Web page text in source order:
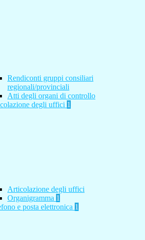
Rendiconti gruppi consiliari
regionali/provinciali
Atti degli organi di controllo
degli uffici 1
Articolazione degli uffici
Organigramma 1
e posta elettronica 1